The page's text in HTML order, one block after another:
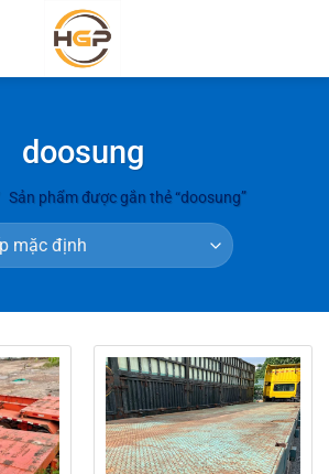
doosung
Sản phẩm được gắn thẻ “doosung”